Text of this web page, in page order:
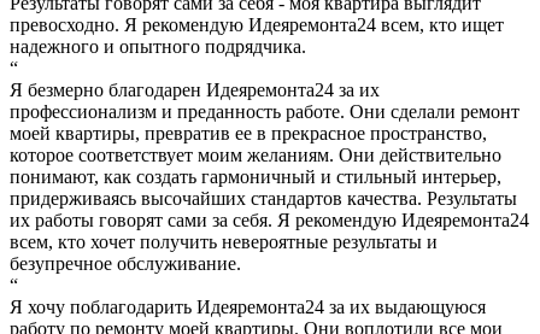
превосходно. Я рекомендую Идеяремонта24 всем, кто ищет
надежного и опытного подрядчика.
“
Я безмерно благодарен Идеяремонта24 за их
профессионализм и преданность работе. Они сделали ремонт
моей квартиры, превратив ее в прекрасное пространство,
которое соответствует моим желаниям. Они действительно
понимают, как создать гармоничный и стильный интерьер,
придерживаясь высочайших стандартов качества. Результаты
их работы говорят сами за себя. Я рекомендую Идеяремонта24
всем, кто хочет получить невероятные результаты и
безупречное обслуживание.
“
Я хочу поблагодарить Идеяремонта24 за их выдающуюся
работу по ремонту моей квартиры. Они воплотили все мои